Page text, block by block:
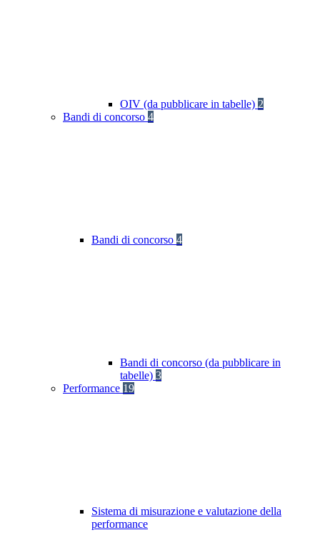
OIV (da pubblicare in tabelle) 2
Bandi di concorso 4
Bandi di concorso 4
Bandi di concorso (da pubblicare in
tabelle) 3
Performance 19
Sistema di misurazione e valutazione della
performance